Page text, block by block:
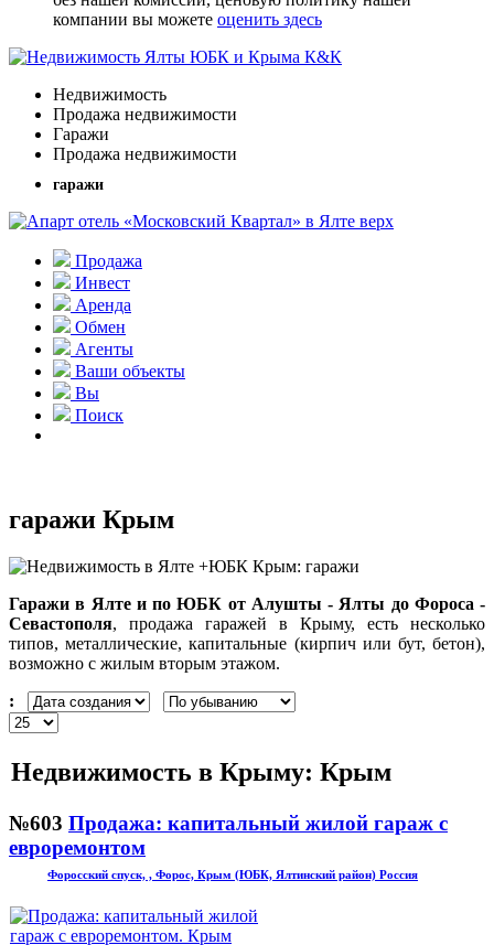
компании вы можете оценить здесь
Недвижимость
Продажа недвижимости
Гаражи
Продажа недвижимости
гаражи
Продажа
Инвест
Аренда
Обмен
Агенты
Ваши объекты
Вы
Поиск
гаражи Крым
Гаражи в Ялте и по ЮБК от Алушты - Ялты до Фороса -
Севастополя, продажа гаражей в Крыму, есть несколько
типов, металлические, капитальные (кирпич или бут, бетон),
возможно с жилым вторым этажом.
:
Недвижимость в Крыму: Крым
№603 Продажа: капитальный жилой гараж с
евроремонтом
Форосский спуск, , Форос, Крым (ЮБК, Ялтинский район) Россия